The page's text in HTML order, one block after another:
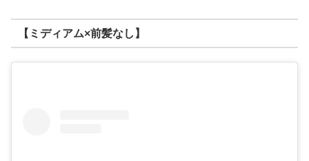
【ミディアム×前髪なし】